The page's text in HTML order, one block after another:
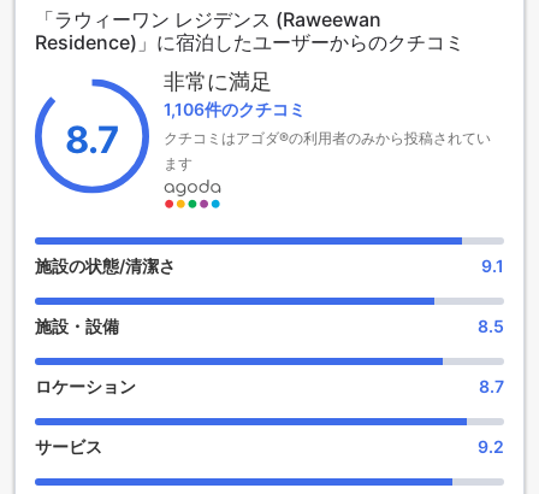
ら12歳までのお子様が無料で宿泊することができます。バン
コクでの滞在に最適な選択肢です。
充実したスポーツ施設で楽しむラウィーワン レジデンス
ラウィーワン レジデンスは、バンコクで充実したスポーツ施
設を提供しています。屋内プールでは、快適な環境で泳ぐこ
とができます。また、敷地内にはゴルフコースもあり、ゴル
フ愛好家には最適な場所です。屋外プールもあり、美しい景
色を眺めながらリラックスできます。スポーツを楽しみたい
方には、ラウィーワン レジデンスがおすすめです。
ラウィーワン レジデンスの便利な施設
ラウィーワン レジデンスは、バンコクでの滞在を快適にする
ためのさまざまな便利な施設を提供しています。まず、公共
Wi-Fiが提供されていますので、インターネットに接続するこ
とが簡単です。さらに、敷地内にはコンビニエンスストアが
ありますので、必要なものを手に入れることができます。
「ラウィーワン レジデンス (Raweewan
Residence)」に宿泊したユーザーからのクチコミ
8.7
非常に満足
1,106件のクチコミ
クチコミはアゴダ®の利用者のみから投稿されてい
ます
施設の状態/清潔さ 9.1
施設・設備 8.5
ロケーション 8.7
サービス 9.2